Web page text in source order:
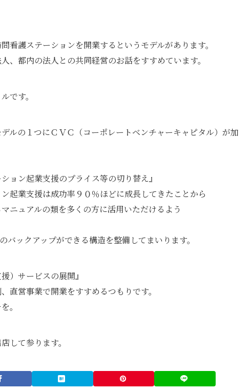
看護ステーションを開業するというモデルがあります。
、都内の法人との共同経営のお話をすすめています。
です。
ルの１つにＣＶＣ（コーポレートベンチャーキャピタル）が加
ン起業支援のプライス等の切り替え』
起業支援は成功率９０％ほどに成長してきたことから
ニュアルの類を多くの方に活用いただけるよう
バックアップができる構造を整備してまいります。
）サービスの展開』
直営事業で開業をすすめるつもりです。
。
して参ります。